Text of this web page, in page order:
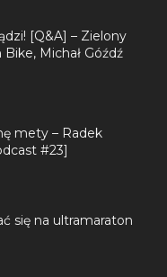
[Q&A] – Zielony
Bike, Michał Góźdź
mety – Radek
#23]
się na ultramaraton